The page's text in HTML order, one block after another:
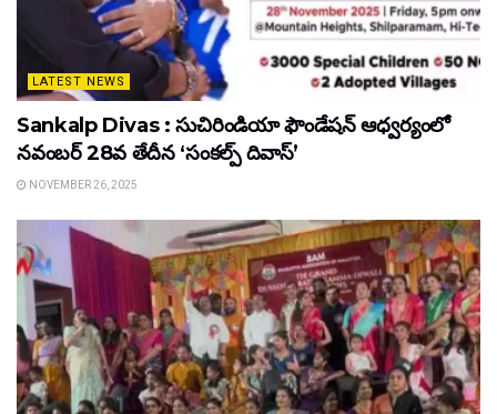
LATEST NEWS
Sankalp Divas : సుచిరిండియా ఫౌండేషన్ ఆధ్వర్యంలో
నవంబర్ 28వ తేదీన ‘సంకల్ప్ దివాస్’
NOVEMBER 26, 2025